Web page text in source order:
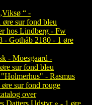
“ -
sur fond bleu
hos Lindberg - Fw
- Gothåb 2180 - 1 øre
- Moesgaard -
sur fond bleu
- Rasmus
sur fond rouge
over
Datters Udstyr » - 1 øre